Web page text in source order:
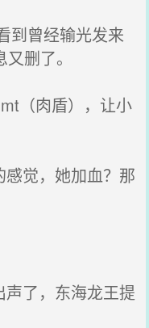
到曾经输光发来
删了。
（肉盾），让小
觉，她加血？那
了，东海龙王提